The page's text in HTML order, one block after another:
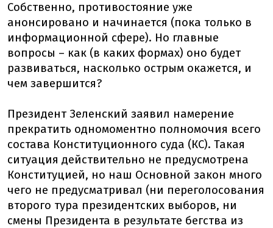
Собственно, противостояние уже
анонсировано и начинается (пока только в
информационной сфере). Но главные
вопросы – как (в каких формах) оно будет
развиваться, насколько острым окажется, и
чем завершится?
Президент Зеленский заявил намерение
прекратить одномоментно полномочия всего
состава Конституционного суда (КС). Такая
ситуация действительно не предусмотрена
Конституцией, но наш Основной закон много
чего не предусматривал (ни переголосования
второго тура президентских выборов, ни
смены Президента в результате бегства из